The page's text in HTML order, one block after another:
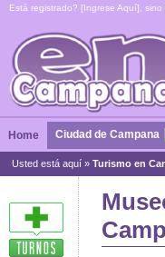
Está registrado? [Ingrese Aquí], sino
Home Ciudad de Campana
Usted está aquí » Turismo en